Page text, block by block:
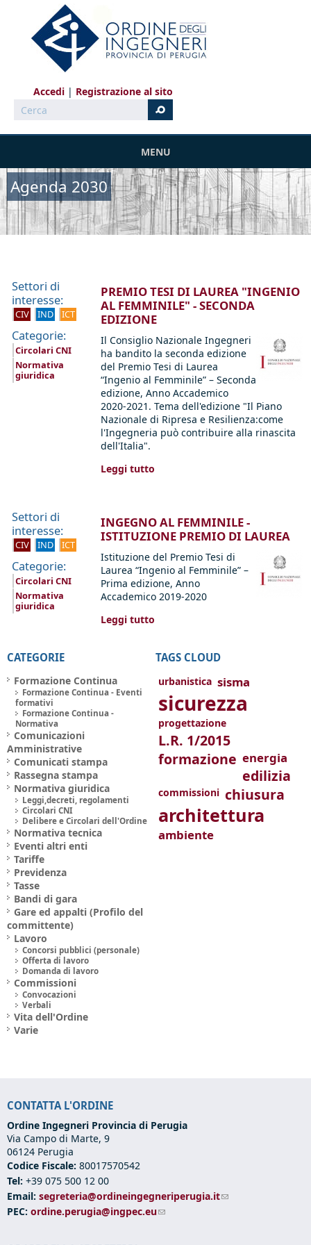
Salta al contenuto principale
Accedi
Registrazione al sito
Cerca
MENU
Agenda 2030
Settori di
interesse:
CIV IND ICT
Categorie:
Circolari CNI
Normativa
giuridica
PREMIO TESI DI LAUREA "INGENIO
AL FEMMINILE" - SECONDA
EDIZIONE
Il Consiglio Nazionale Ingegneri
ha bandito la seconda edizione
del Premio Tesi di Laurea
“Ingenio al Femminile” – Seconda
edizione, Anno Accademico
2020-2021. Tema dell'edizione "Il Piano
Nazionale di Ripresa e Resilienza:come
l'Ingegneria può contribuire alla rinascita
dell'Italia".
Leggi tutto
Settori di
interesse:
CIV IND ICT
Categorie:
Circolari CNI
Normativa
giuridica
INGEGNO AL FEMMINILE -
ISTITUZIONE PREMIO DI LAUREA
Istituzione del Premio Tesi di
Laurea “Ingenio al Femminile” –
Prima edizione, Anno
Accademico 2019-2020
Leggi tutto
CATEGORIE
Formazione Continua
Formazione Continua - Eventi
formativi
Formazione Continua -
Normativa
Comunicazioni
Amministrative
Comunicati stampa
Rassegna stampa
Normativa giuridica
Leggi,decreti, regolamenti
Circolari CNI
Delibere e Circolari dell'Ordine
Normativa tecnica
Eventi altri enti
Tariffe
Previdenza
Tasse
Bandi di gara
Gare ed appalti (Profilo del
committente)
Lavoro
Concorsi pubblici (personale)
Offerta di lavoro
Domanda di lavoro
Commissioni
Convocazioni
Verbali
Vita dell'Ordine
Varie
TAGS CLOUD
urbanistica sisma
sicurezza
progettazione
L.R. 1/2015
formazione energia
edilizia
commissioni chiusura
architettura
ambiente
CONTATTA L'ORDINE
Ordine Ingegneri Provincia di Perugia
Via Campo di Marte, 9
06124 Perugia
Codice Fiscale: 80017570542
Tel: +39 075 500 12 00
Email: segreteria@ordineingegneriperugia.it(link sends e-mail)
PEC: ordine.perugia@ingpec.eu(link sends e-mail)